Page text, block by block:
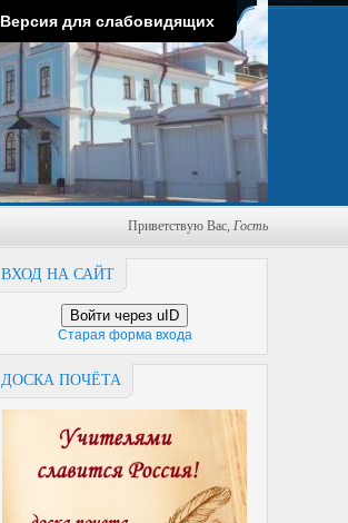
Версия для слабовидящих
Приветствую Вас, Гость
ВХОД НА САЙТ
Войти через uID
Старая форма входа
ДОСКА ПОЧЁТА